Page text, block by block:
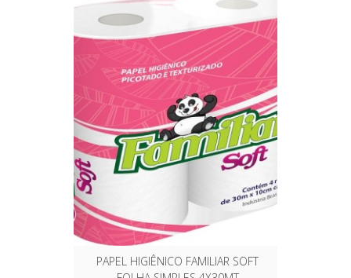
PAPEL HIGIÊNICO FAMILIAR SOFT